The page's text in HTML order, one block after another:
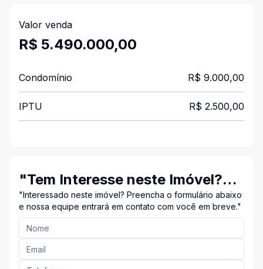
Valor venda
R$ 5.490.000,00
Condomínio R$ 9.000,00
IPTU R$ 2.500,00
"Tem Interesse neste Imóvel?
Entre em Contato Conosco!"
"Interessado neste imóvel? Preencha o formulário abaixo
e nossa equipe entrará em contato com você em breve."